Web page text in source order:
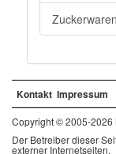
Kontakt Impressum
Copyright © 2005-2026
Der Betreiber dieser
externer Internetseiten.